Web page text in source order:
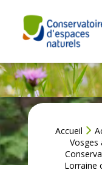
contenu
SOMMES-
NOUS ?
NOS
ACTIONS
AGIR
AVEC
Accueil
Vosges
Lorraine